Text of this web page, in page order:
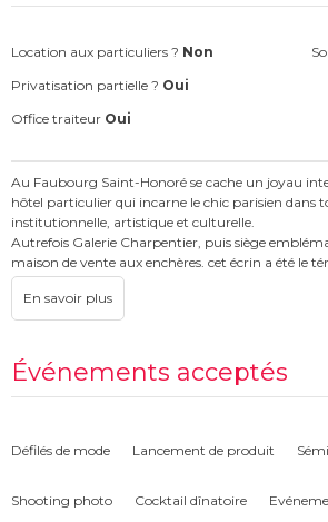
Location aux particuliers ? Non
Privatisation partielle ? Oui
Office traiteur Oui
Au Faubourg Saint-Honoré se cache un joyau
hôtel particulier qui incarne le chic parisien dans
institutionnelle, artistique et culturelle.
Autrefois Galerie Charpentier, puis siège
maison de vente aux enchères, cet écrin a été le
prestigieuses du Paris culturel.
Aujourd’hui, cet écrin rare et confidentiel ouvre en
convives, dans un cadre où élégance, modernité
chaque détail. Derrière sa façade classique, ses
des espaces distincts aux atmosphères
Événements acceptés
Défilés de mode Lancement de produit
Shooting photo Cocktail dînatoire